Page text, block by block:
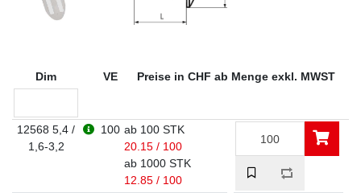
Dim VE Preise in CHF ab Menge exkl. MWST
12568 5,4 /
1,6-3,2
100 ab 100 STK
20.15 / 100
ab 1000 STK
12.85 / 100